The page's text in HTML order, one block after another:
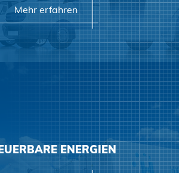
Mehr erfahren
ENERGIEN